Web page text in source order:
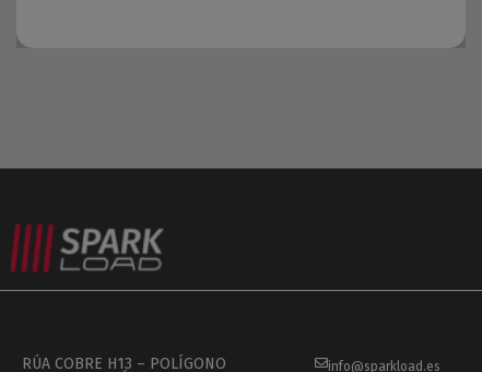
RÚA COBRE H13 – POLÍGONO
info@sparkload.es